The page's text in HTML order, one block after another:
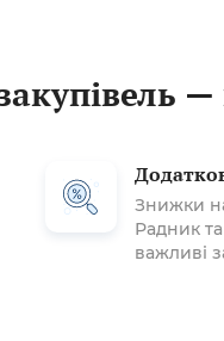
—
Знижки
Радник
важливі